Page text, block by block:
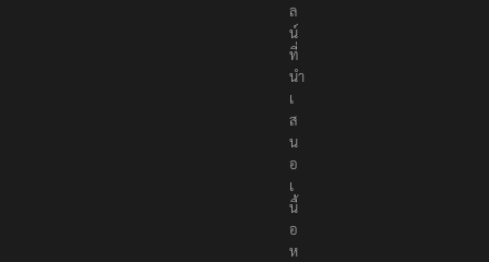
ล
น์
ที่
นำ
เ
ส
น
อ
เ
นื้
อ
ห